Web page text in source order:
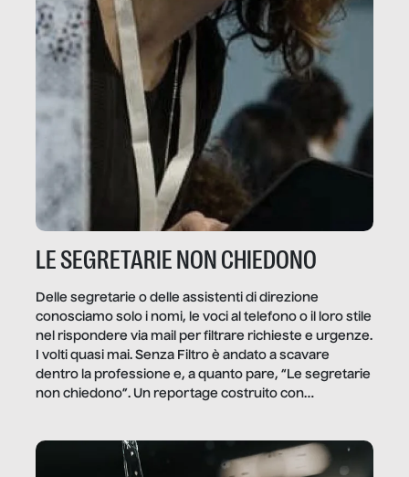
LE SEGRETARIE NON CHIEDONO
Delle segretarie o delle assistenti di direzione
conosciamo solo i nomi, le voci al telefono o il loro stile
nel rispondere via mail per filtrare richieste e urgenze.
I volti quasi mai. Senza Filtro è andato a scavare
dentro la professione e, a quanto pare, “Le segretarie
non chiedono”. Un reportage costruito con